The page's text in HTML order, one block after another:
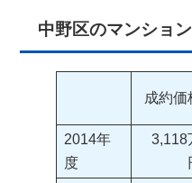
中野区のマンショ
成約価
2014年
度
3,118